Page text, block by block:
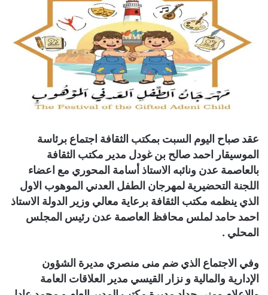
عقد صباح اليوم السبت بمكتب الثقافة اجتماع برئاسة
الموسيقار احمد صالح بن غودل مدير مكتب الثقافة
بالعاصمة عدن ونائبه الاستاذ أسامة المحوري مع اعضاء
اللجنة التحضيرية لمهرجان الطفل العدني الموهوب الاول
الذي ينظمه مكتب الثقافة برعاية معالي وزير الدولة الاستاذ
احمد حامد لملس محافظ العاصمة عدن رئيس المجلس
المحلي .
وفي الاجتماع الذي ضم منى منصري مديرة الشؤون
الإدارية والمالية و نزار القيسي مدير العلاقات العامة